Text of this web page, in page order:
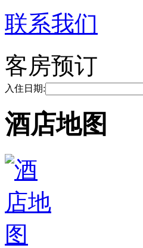
联系我们
客房预订
入住日期:
酒店地图